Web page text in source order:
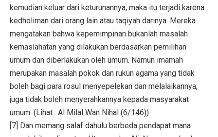
kemudian keluar dari keturunannya, maka itu terjadi karena
kedholiman dari orang lain atau taqiyah darinya. Mereka
mengatakan bahwa kepemimpinan bukanlah masalah
kemaslahatan yang dilakukan berdasarkan pemilihan
umum dan diberlakukan oleh umum. Namun imamah
merupakan masalah pokok dan rukun agama yang tidak
boleh bagi para rosul menyepelekan dan melalaikannya,
juga tidak boleh menyerahkannya kepada masyarakat
umum. (Lihat : Al Milal Wan Nihal (6/146))
[7] Dan memang salaf dahulu berbeda pendapat mana